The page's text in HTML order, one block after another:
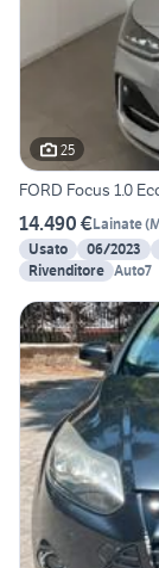
25
FORD Focus 1.0
14.490 €Lainate(
Usato
06/2023
Rivenditore Auto7